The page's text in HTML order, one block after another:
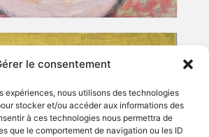
le consentement
expériences, nous utilisons des technologies
stocker et/ou accéder aux informations des
à ces technologies nous permettra de
que le comportement de navigation ou les ID